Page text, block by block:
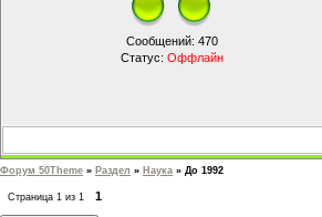
Сообщений: 470
Статус: Оффлайн
Форум 50Theme » Раздел » Наука » До 1992
Страница 1 из 1
1